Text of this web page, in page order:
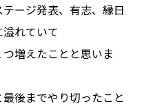
ージ発表、有志、縁日
れていて
増えたことと思いま
後までやり切ったこと